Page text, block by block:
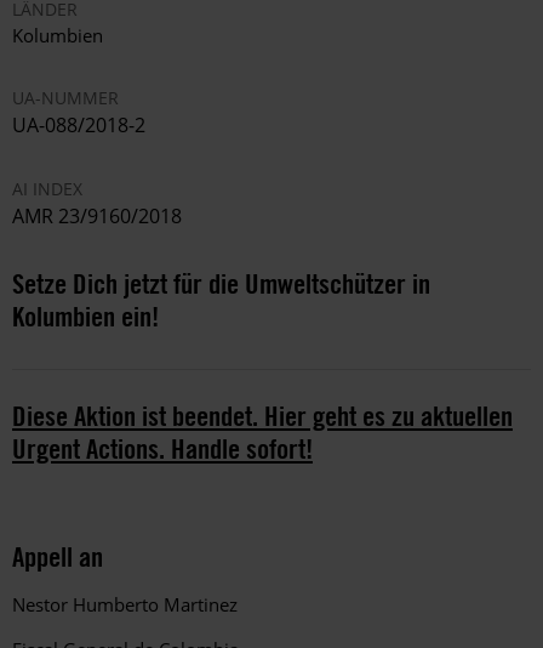
LÄNDER
Kolumbien
UA-NUMMER
UA-088/2018-2
AI INDEX
AMR 23/9160/2018
Setze Dich jetzt für die Umweltschützer in
Kolumbien ein!
Diese Aktion ist beendet. Hier geht es zu aktuellen
Urgent Actions. Handle sofort!
Appell an
Nestor Humberto Martinez